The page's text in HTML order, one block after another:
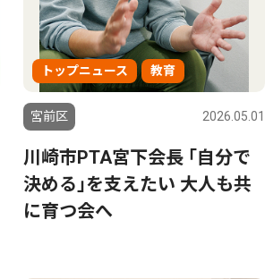
トップニュース 教育
宮前区 2026.05.01
川崎市PTA宮下会長 ｢自分で
決める｣を支えたい 大人も共
に育つ会へ